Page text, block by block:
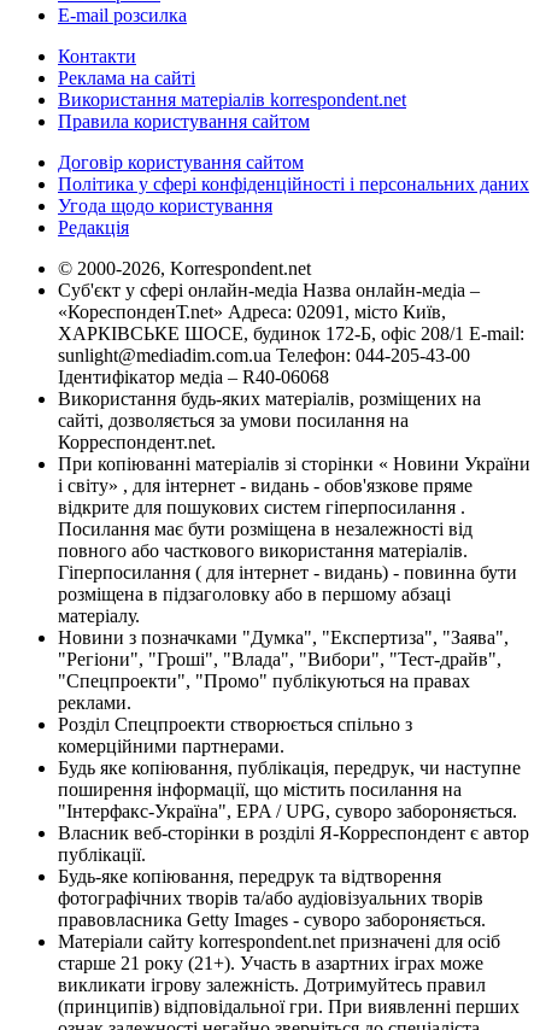
E-mail розсилка
Контакти
Реклама на сайті
Використання матеріалів korrespondent.net
Правила користування сайтом
Договір користування сайтом
Політика у сфері конфіденційності і персональних даних
Угода щодо користування
Редакція
© 2000-2026, Korrespondent.net
Суб'єкт у сфері онлайн-медіа Назва онлайн-медіа –
«КореспонденТ.net» Адреса: 02091, місто Київ,
ХАРКІВСЬКЕ ШОСЕ, будинок 172-Б, офіс 208/1 E-mail:
sunlight@mediadim.com.ua Телефон: 044-205-43-00
Ідентифікатор медіа – R40-06068
Використання будь-яких матеріалів, розміщених на
сайті, дозволяється за умови посилання на
Корреспондент.net.
При копіюванні матеріалів зі сторінки « Новини України
і світу» , для інтернет - видань - обов'язкове пряме
відкрите для пошукових систем гіперпосилання .
Посилання має бути розміщена в незалежності від
повного або часткового використання матеріалів.
Гіперпосилання ( для інтернет - видань) - повинна бути
розміщена в підзаголовку або в першому абзаці
матеріалу.
Новини з позначками "Думка", "Експертиза", "Заява",
"Регіони", "Гроші", "Влада", "Вибори", "Тест-драйв",
"Спецпроекти", "Промо" публікуються на правах
реклами.
Розділ Спецпроекти створюється спільно з
комерційними партнерами.
Будь яке копіювання, публікація, передрук, чи наступне
поширення інформації, що містить посилання на
"Інтерфакс-Україна", EPA / UPG, суворо забороняється.
Власник веб-сторінки в розділі Я-Корреспондент є автор
публікації.
Будь-яке копіювання, передрук та відтворення
фотографічних творів та/або аудіовізуальних творів
правовласника Getty Images - суворо забороняється.
Матеріали сайту korrespondent.net призначені для осіб
старше 21 року (21+). Участь в азартних іграх може
викликати ігрову залежність. Дотримуйтесь правил
(принципів) відповідальної гри. При виявленні перших